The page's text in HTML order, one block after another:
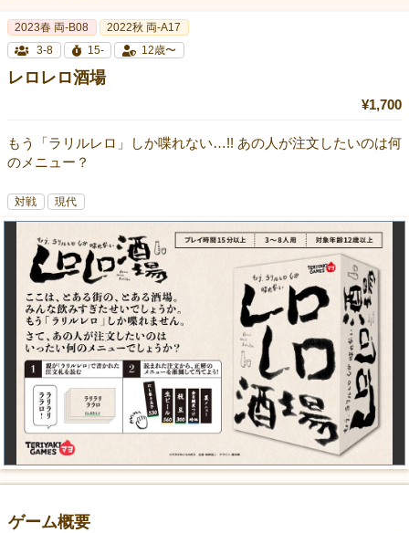
2023春 両‐B08
2022秋 両-A17
3-8
15- 12歳〜
レロレロ酒場
¥1,700
もう「ラリルレロ」しか喋れない…!! あの人が注文したいのは何
のメニュー？
対戦 現代
ゲーム概要